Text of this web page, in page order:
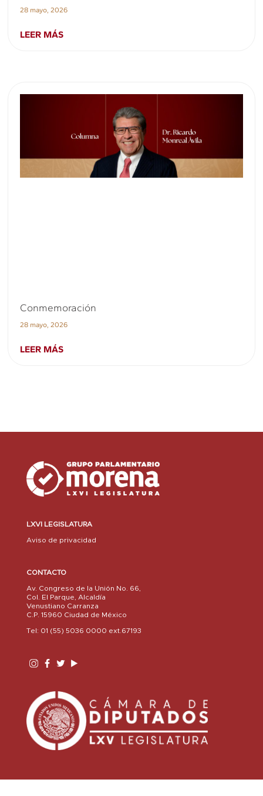
28 mayo, 2026
LEER MÁS
Conmemoración
28 mayo, 2026
LEER MÁS
LXVI LEGISLATURA
Aviso de privacidad
CONTACTO
Av. Congreso de la Unión No. 66,
Col. El Parque, Alcaldía
Venustiano Carranza
C.P. 15960 Ciudad de México
Tel: 01 (55) 5036 0000 ext.67193